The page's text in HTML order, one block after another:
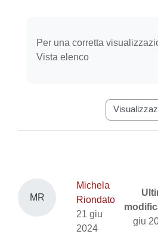
Per una corretta
Vista elenco
MR
Michela
Riondato
21 giu
2024
giu